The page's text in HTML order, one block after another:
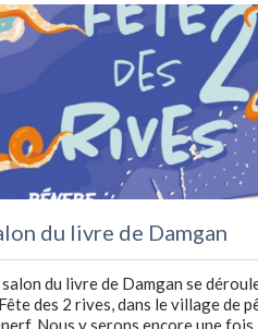
du livre de Damgan
salon du livre de Damgan se
des 2 rives, dans le village de
Nous y serons encore une fois …